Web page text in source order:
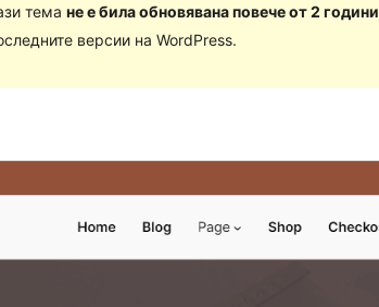
тема не е била обновявана повече от 2 години
версии на WordPress.